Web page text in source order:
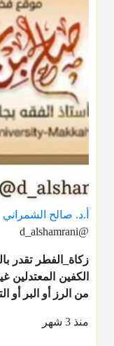
أ.د. صالح الشمراني
@d_alshamrani
زكاة_الفطر تقدر
الكفين
من الرز أو البر أو
منذ 3 شهر